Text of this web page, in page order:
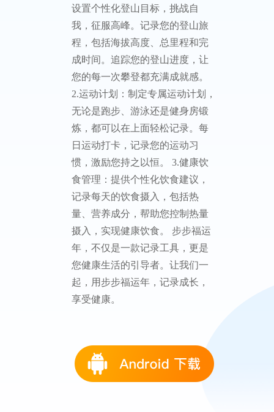
设置个性化登山目标，挑战自
我，征服高峰。记录您的登山旅
程，包括海拔高度、总里程和完
成时间。追踪您的登山进度，让
您的每一次攀登都充满成就感。
2.运动计划：制定专属运动计划，
无论是跑步、游泳还是健身房锻
炼，都可以在上面轻松记录。每
日运动打卡，记录您的运动习
惯，激励您持之以恒。 3.健康饮
食管理：提供个性化饮食建议，
记录每天的饮食摄入，包括热
量、营养成分，帮助您控制热量
摄入，实现健康饮食。 步步福运
年，不仅是一款记录工具，更是
您健康生活的引导者。让我们一
起，用步步福运年，记录成长，
享受健康。